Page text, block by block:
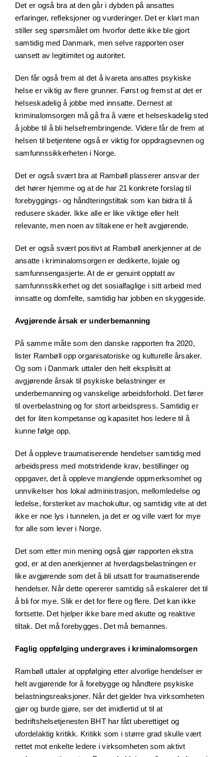
Det er også bra at den går i dybden på ansattes
erfaringer, refleksjoner og vurderinger. Det er klart man
stiller seg spørsmålet om hvorfor dette ikke ble gjort
samtidig med Danmark, men selve rapporten oser
uansett av legitimitet og autoritet.
Den får også frem at det å ivareta ansattes psykiske
helse er viktig av flere grunner. Først og fremst at det er
helseskadelig å jobbe med innsatte. Dernest at
kriminalomsorgen må gå fra å være et helseskadelig sted
å jobbe til å bli helsefrembringende. Videre får de frem at
helsen til betjentene også er viktig for oppdragsevnen og
samfunnssikkerheten i Norge.
Det er også svært bra at Rambøll plasserer ansvar der
det hører hjemme og at de har 21 konkrete forslag til
forebyggings- og håndteringstiltak som kan bidra til å
redusere skader. Ikke alle er like viktige eller helt
relevante, men noen av tiltakene er helt avgjørende.
Det er også svært positivt at Rambøll anerkjenner at de
ansatte i kriminalomsorgen er dedikerte, lojale og
samfunnsengasjerte. At de er genuint opptatt av
samfunnssikkerhet og det sosialfaglige i sitt arbeid med
innsatte og domfelte, samtidig har jobben en skyggeside.
Avgjørende årsak er underbemanning
På samme måte som den danske rapporten fra 2020,
lister Rambøll opp organisatoriske og kulturelle årsaker.
Og som i Danmark uttaler den helt eksplisitt at
avgjørende årsak til psykiske belastninger er
underbemanning og vanskelige arbeidsforhold. Det fører
til overbelastning og for stort arbeidspress. Samtidig er
det for liten kompetanse og kapasitet hos ledere til å
kunne følge opp.
Det å oppleve traumatiserende hendelser samtidig med
arbeidspress med motstridende krav, bestillinger og
oppgaver, det å oppleve manglende oppmerksomhet og
unnvikelser hos lokal administrasjon, mellomledelse og
ledelse, forsterket av machokultur, og samtidig vite at det
ikke er noe lys i tunnelen, ja det er og ville vært for mye
for alle som lever i Norge.
Det som etter min mening også gjør rapporten ekstra
god, er at den anerkjenner at hverdagsbelastningen er
like avgjørende som det å bli utsatt for traumatiserende
hendelser. Når dette opererer samtidig så eskalerer det til
å bli for mye. Slik er det for flere og flere. Det kan ikke
fortsette. Det hjelper ikke bare med akutte og reaktive
tiltak. Det må forebygges. Det må bemannes.
Faglig oppfølging undergraves i kriminalomsorgen
Rambøll uttaler at oppfølging etter alvorlige hendelser er
helt avgjørende for å forebygge og håndtere psykiske
belastningsreaksjoner. Når det gjelder hva virksomheten
gjør og burde gjøre, ser det imidlertid ut til at
bedriftshelsetjenesten BHT har fått uberettiget og
ufordelaktig kritikk. Kritikk som i større grad skulle vært
rettet mot enkelte ledere i virksomheten som aktivt